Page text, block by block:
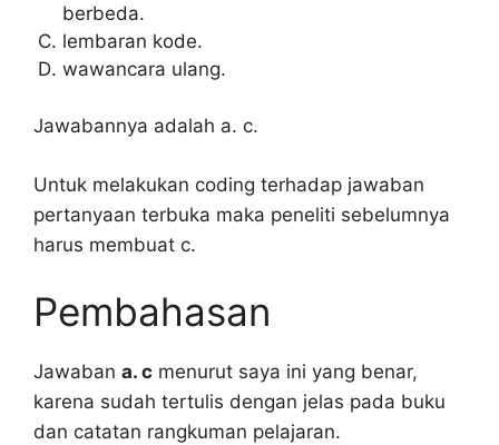
berbeda.
lembaran kode.
wawancara ulang.
Jawabannya adalah a. c.
Untuk melakukan coding terhadap jawaban
pertanyaan terbuka maka peneliti sebelumnya
harus membuat c.
Pembahasan
Jawaban a. c menurut saya ini yang benar,
karena sudah tertulis dengan jelas pada buku
dan catatan rangkuman pelajaran.